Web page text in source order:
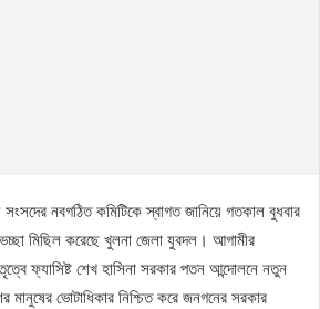
সংসদের নবগঠিত কমিটিকে স্বাগত জানিয়ে গতকাল বুধবার
মিছিল করেছে খুলনা জেলা যুবদল। আগামীর
ফ্যাসিষ্ট শেখ হাসিনা সরকার পতন আন্দোলনে নতুন
মানুষের ভোটাধিকার নিশ্চিত করে জনগনের সরকার